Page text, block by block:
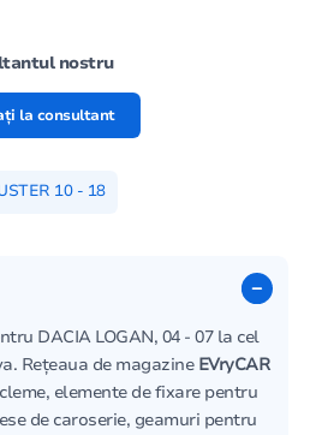
nostru
la consultant
10 - 18
DACIA LOGAN, 04 - 07 la cel
Rețeaua de magazine EVryCAR
elemente de fixare pentru
de caroserie, geamuri pentru